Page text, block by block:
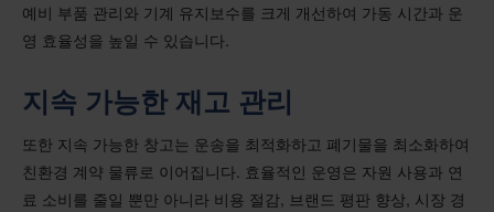
예비 부품 관리와 기계 유지보수를 크게 개선하여 가동 시간과 운
영 효율성을 높일 수 있습니다.
지속 가능한 재고 관리
또한 지속 가능한 창고는 운송을 최적화하고 폐기물을 최소화하여
친환경 계약 물류로 이어집니다. 효율적인 운영은 자원 사용과 연
료 소비를 줄일 뿐만 아니라 비용 절감, 브랜드 평판 향상, 시장 경